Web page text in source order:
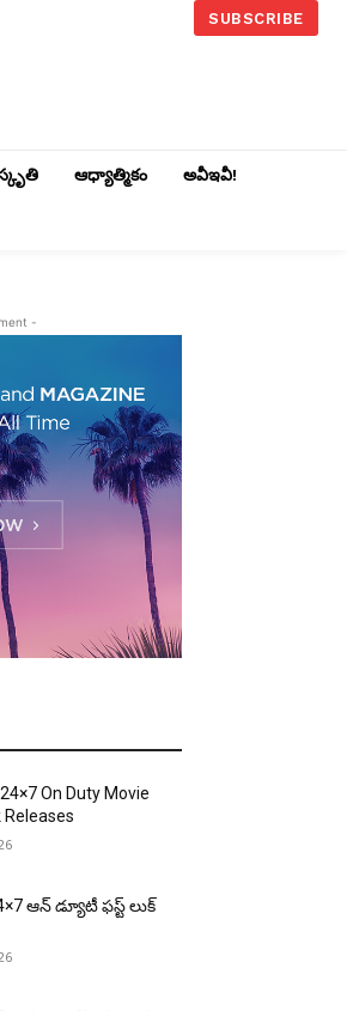
SUBSCRIBE
ఆధ్యాత్మికం అవీఇవీ!
-
On Duty Movie
Releases
ఆన్ డ్యూటీ ఫస్ట్ లుక్